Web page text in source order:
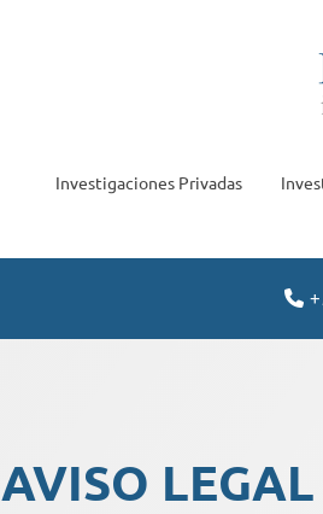
Investigaciones Privadas
AVISO